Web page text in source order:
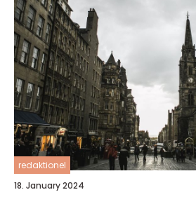
redaktionel
18. January 2024